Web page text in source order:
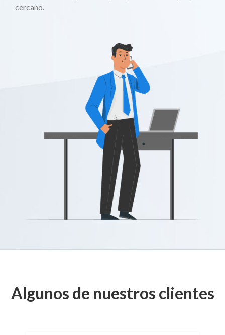
cercano.
Algunos de nuestros clientes